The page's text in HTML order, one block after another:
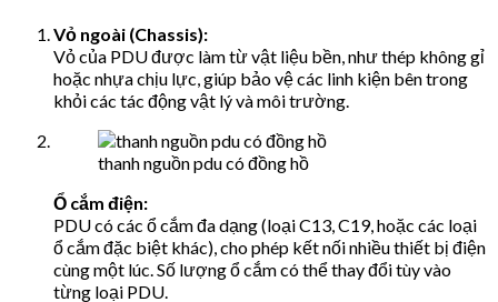
Vỏ ngoài (Chassis):
Vỏ của PDU được làm từ vật liệu bền, như thép không gỉ
hoặc nhựa chịu lực, giúp bảo vệ các linh kiện bên trong
khỏi các tác động vật lý và môi trường.
thanh nguồn pdu có đồng hồ
Ổ cắm điện:
PDU có các ổ cắm đa dạng (loại C13, C19, hoặc các loại
ổ cắm đặc biệt khác), cho phép kết nối nhiều thiết bị điện
cùng một lúc. Số lượng ổ cắm có thể thay đổi tùy vào
từng loại PDU.